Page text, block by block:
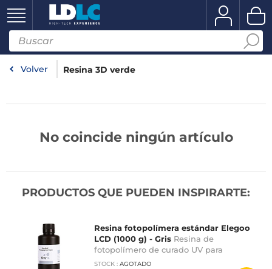
Volver Resina 3D verde
No coincide ningún artículo
PRODUCTOS QUE PUEDEN INSPIRARTE:
Resina fotopolímera estándar Elegoo
LCD (1000 g) - Gris Resina de
fotopolímero de curado UV para
impresoras 3D Elegoo - Gris
STOCK : AGOTADO